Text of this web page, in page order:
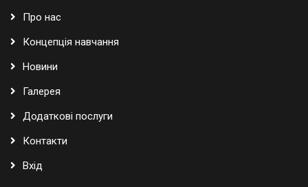
Про нас
Концепція навчання
Новини
Галерея
Додаткові послуги
Контакти
Вхід